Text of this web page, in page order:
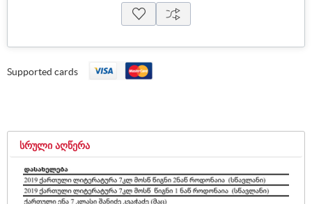
Supported cards
ᲡᲠᲣᲚᲘ ᲐᲦᲬᲔᲠᲐ